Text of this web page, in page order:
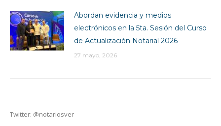
Abordan evidencia y medios
electrónicos en la 5ta. Sesión del Curso
de Actualización Notarial 2026
27 mayo, 2026
Twitter: @notariosver